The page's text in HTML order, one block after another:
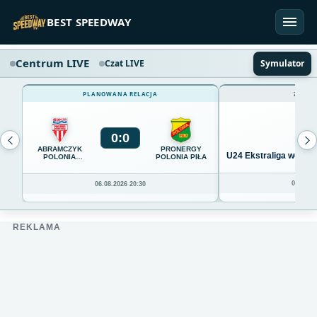
BEST SPEEDWAY
Centrum LIVE Czat LIVE Symulator
PLANOWANA RELACJA
ABRAMCZYK
POLONIA
0:0
PRONERGY
POLONIA PIŁA
06.08.2026 20:30
U24 Ekstraliga we
REKLAMA